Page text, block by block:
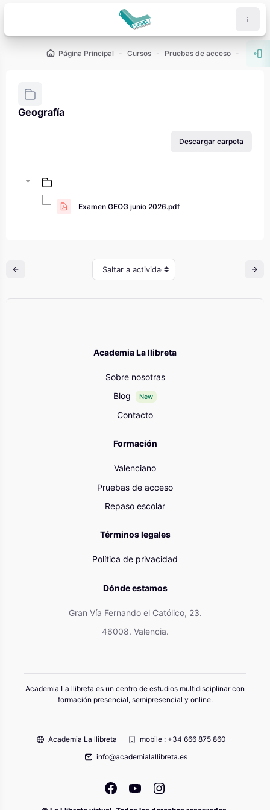
Página Principal Cursos Pruebas de acceso PAU -
Geografía
Descargar carpeta
Examen GEOG junio 2026.pdf
Saltar a actividad
Academia La llibreta
Sobre nosotras
Blog
New
Contacto
Formación
Valenciano
Pruebas de acceso
Repaso escolar
Términos legales
Política de privacidad
Dónde estamos
Gran Vía Fernando el Católico, 23.
46008. Valencia.
Academia La llibreta es un centro de estudios multidisciplinar con
formación presencial, semipresencial y online.
Academia La llibreta
mobile : +34 666 875 860
info@academialallibreta.es